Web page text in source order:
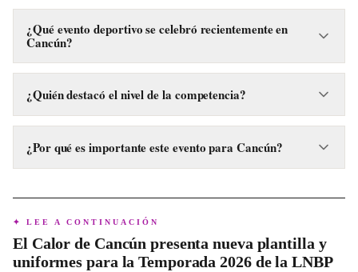
¿Qué evento deportivo se celebró recientemente en
Cancún?
Recientemente se celebró en Cancún el Campeonato
Nacional Máster de Curso Largo 2026, un evento de
¿Quién destacó el nivel de la competencia?
La nadadora tabasqueña Mariana Chávez fue quien destacó
el ambiente competitivo y de convivencia del campeonato.
¿Por qué es importante este evento para Cancún?
como un destino capaz de albergar competencias nacionales
y fomenta el turismo deportivo.
✦ LEE A CONTINUACIÓN
El Calor de Cancún presenta nueva plantilla y
uniformes para la Temporada 2026 de la LNBP